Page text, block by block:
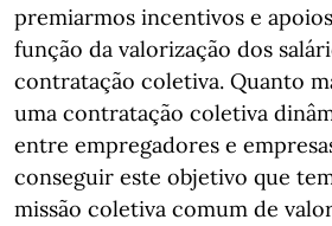
premiarmos incentivos e
função da valorização dos
contratação coletiva. Quanto
uma contratação coletiva
entre empregadores e
conseguir este objetivo que
missão coletiva comum de